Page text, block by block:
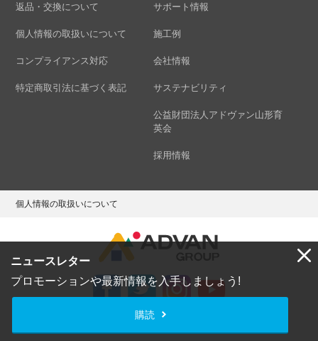
ニュースレター
プロモーションや最新情報を入手しましょう!
購読
返品・交換について
個人情報の取扱いについて
コンプライアンス対応
特定商取引法に基づく表記
サポート情報
施工例
会社情報
サステナビリティ
公益財団法人アドヴァン山形育
英会
採用情報
個人情報の取扱いについて